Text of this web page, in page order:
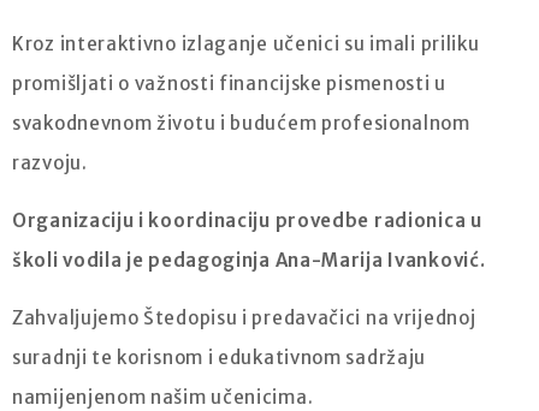
Kroz interaktivno izlaganje učenici su imali priliku
promišljati o važnosti financijske pismenosti u
svakodnevnom životu i budućem profesionalnom
razvoju.
Organizaciju i koordinaciju provedbe radionica u
školi vodila je pedagoginja Ana-Marija Ivanković.
Zahvaljujemo Štedopisu i predavačici na vrijednoj
suradnji te korisnom i edukativnom sadržaju
namijenjenom našim učenicima.